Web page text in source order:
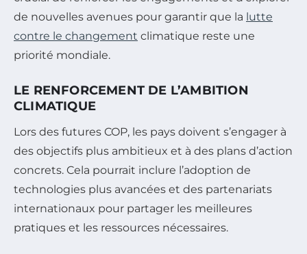
de nouvelles avenues pour garantir que la lutte
contre le changement climatique reste une
priorité mondiale.
LE RENFORCEMENT DE L’AMBITION
CLIMATIQUE
Lors des futures COP, les pays doivent s’engager à
des objectifs plus ambitieux et à des plans d’action
concrets. Cela pourrait inclure l’adoption de
technologies plus avancées et des partenariats
internationaux pour partager les meilleures
pratiques et les ressources nécessaires.